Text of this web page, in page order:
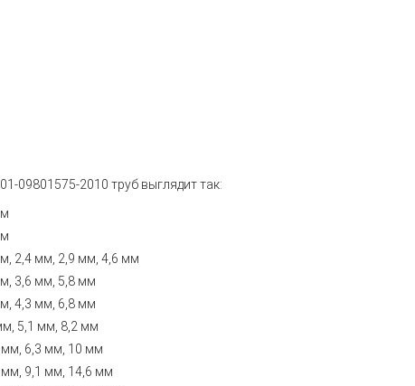
09801575-2010 труб выглядит так:
2,4 мм, 2,9 мм, 4,6 мм
3,6 мм, 5,8 мм
4,3 мм, 6,8 мм
5,1 мм, 8,2 мм
мм, 6,3 мм, 10 мм
мм, 9,1 мм, 14,6 мм